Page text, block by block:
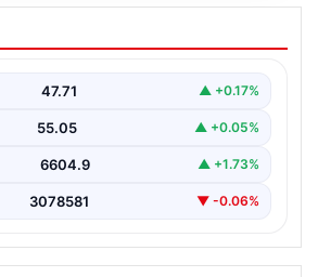
araç verilecek mi,
mı? Milyonlarca emekli
47.71 ▲ +0.17%
55.05 ▲ +0.05%
6604.9 ▲ +1.73%
3078581 ▼ -0.06%